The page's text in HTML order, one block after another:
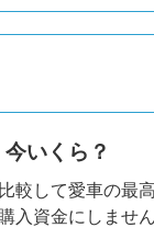
いくら？
較して愛車の最
入資金にしませ